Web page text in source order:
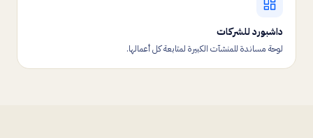
داشبورد للشركات
لوحة مساندة للمنشآت الكبيرة لمتابعة كل أعمالها.